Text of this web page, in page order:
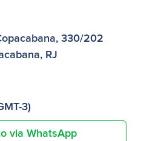
330/202
RJ
3)
via WhatsApp